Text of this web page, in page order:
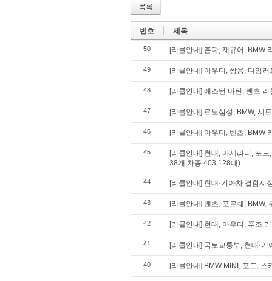
목록
번호 제목
50 [리콜안내] 혼다, 재규어, BMW
49 [리콜안내] 아우디, 쌍용, 다임
48 [리콜안내] 애스턴 마틴, 벤츠
47 [리콜안내] 르노삼성, BMW, 시
46 [리콜안내] 아우디, 벤츠, BMW
45
[리콜안내] 현대, 마세라티, 포
38개 차종 403,128대)
44 [리콜안내] 현대·기아차 결함시
43 [리콜안내] 벤츠, 포르쉐,
42 [리콜안내] 현대, 아우디, 푸조
41 [리콜안내] 국토교통부, 현대·
40 [리콜안내] BMW MINI, 포드,